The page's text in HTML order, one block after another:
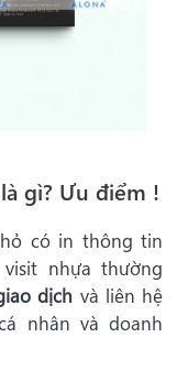
gì? Ưu điểm !
có in thông tin
nhựa thường
dịch và liên hệ
nhân và doanh